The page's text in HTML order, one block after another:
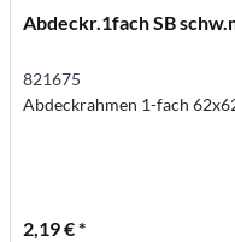
Abdeckr.1fach SB
821675
Abdeckrahmen 1-fach
2,19 € *